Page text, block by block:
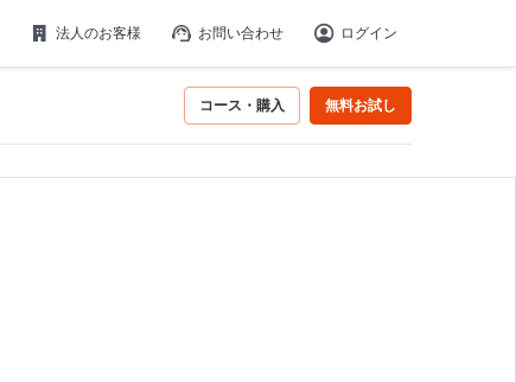
法人のお客様 お問い合わせ ログイン
コース・購入 無料お試し